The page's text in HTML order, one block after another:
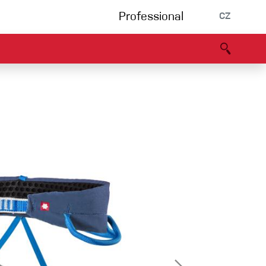
Professional CZ
Via Ferrata
Vícedélky/tradiční